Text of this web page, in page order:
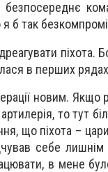
б так
піхота.
в перших
новим. Якщо
то тут
що піхота –
себе лишнім
в мене